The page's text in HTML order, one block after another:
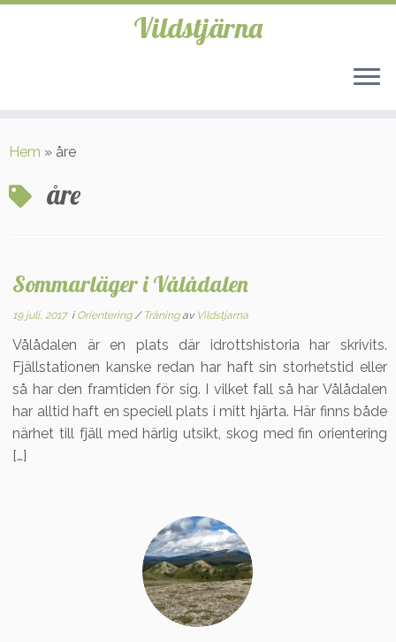
till
Vildstjärna
Hem » åre
åre
Sommarläger i Vålådalen
19 juli, 2017i Orientering/ Träningav Vildstjarna
Vålådalen är en plats där idrottshistoria har skrivits.
Fjällstationen kanske redan har haft sin storhetstid eller
så har den framtiden för sig. I vilket fall så har Vålådalen
har alltid haft en speciell plats i mitt hjärta. Här finns både
närhet till fjäll med härlig utsikt, skog med fin orientering
[…]